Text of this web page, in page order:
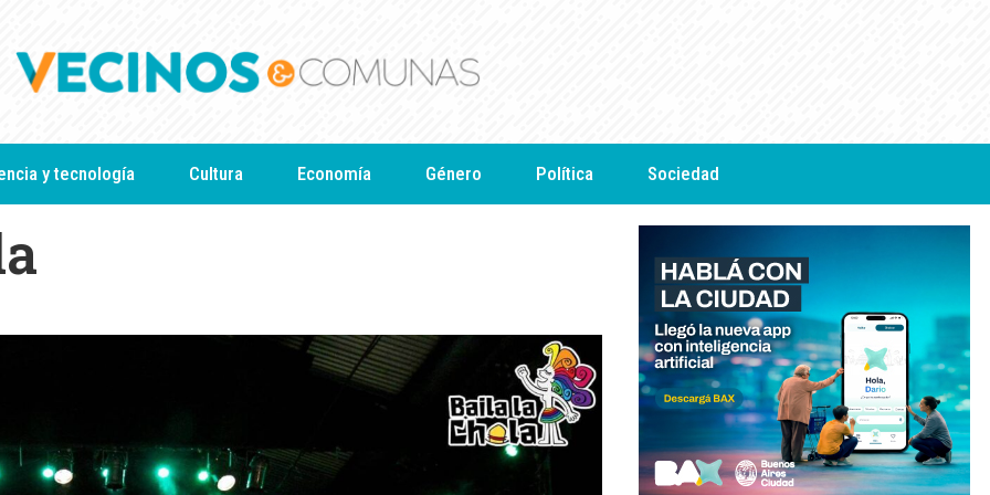
y tecnología Cultura Economía Género Política Sociedad